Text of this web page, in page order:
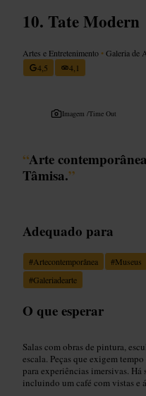
Tate Modern
Artes e Entretenimento •Galeria de
4,5
4,1
Imagem /Time Out
“Arte
Tâmisa.”
Adequado para
#Artecontemporânea #Museus
#Galeriadearte
O que esperar
Salas com obras de pintura,
escala. Peças que exigem
para experiências imersivas.
incluindo um café com vistas e